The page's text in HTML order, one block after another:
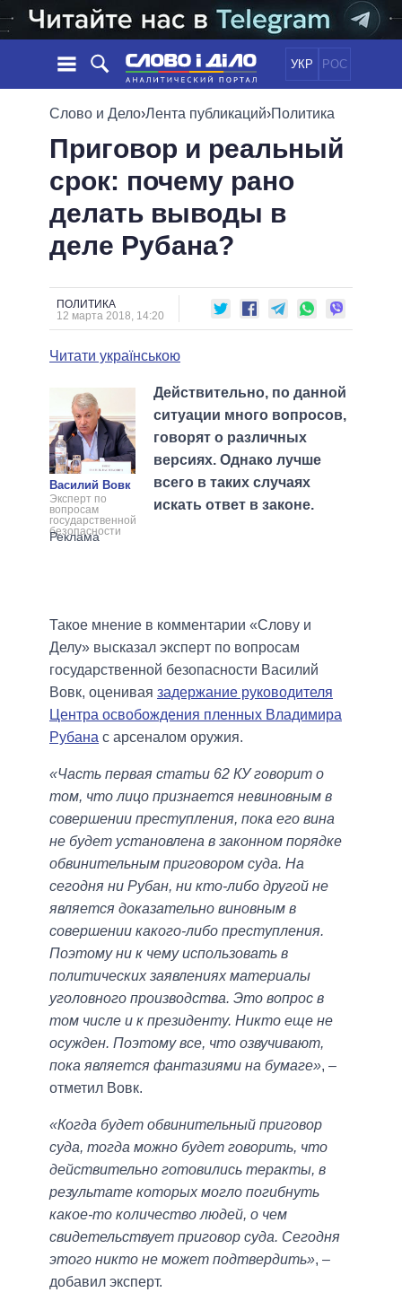
УКР РОС
НОВОСТИ
ЛЕНТА
СОБЫТИЯ
СТАТЬИ
ОБЗОРЫ
ДАЙДЖЕСТЫ
ПОЛИТИКА
ЭКОНОМИКА
ОБЩЕСТВО
МИР
ОБЕЩАНИЯ
ПОЛИТИКИ
ВСЕ ПОЛИТИКИ
ПРЕЗИДЕНТ И ОФИС
ВЕРХОВНАЯ РАДА
КАБИНЕТ МИНИСТРОВ
МЭРЫ
ВСЕ ПЕРСОНЫ
ИНФОГРАФИКА
ПОДДЕРЖАТЬ
СРАВНЕНИЕ ПОЛИТИКОВ
Слово и Дело›Лента публикаций›Политика
Приговор и реальный
срок: почему рано
делать выводы в
деле Рубана?
ПОЛИТИКА
12 марта 2018, 14:20
Читати українською
Василий Вовк
Эксперт по
вопросам
государственной
безопасности
Действительно, по данной
ситуации много вопросов,
говорят о различных
версиях. Однако лучше
всего в таких случаях
искать ответ в законе.
Такое мнение в комментарии «Слову и
Делу» высказал эксперт по вопросам
государственной безопасности Василий
Вовк, оценивая задержание руководителя
Центра освобождения пленных Владимира
Рубана с арсеналом оружия.
«Часть первая статьи 62 КУ говорит о
том, что лицо признается невиновным в
совершении преступления, пока его вина
не будет установлена в законном порядке
обвинительным приговором суда. На
сегодня ни Рубан, ни кто-либо другой не
является доказательно виновным в
совершении какого-либо преступления.
Поэтому ни к чему использовать в
политических заявлениях материалы
уголовного производства. Это вопрос в
том числе и к президенту. Никто еще не
осужден. Поэтому все, что озвучивают,
пока является фантазиями на бумаге», –
отметил Вовк.
«Когда будет обвинительный приговор
суда, тогда можно будет говорить, что
действительно готовились теракты, в
результате которых могло погибнуть
какое-то количество людей, о чем
свидетельствует приговор суда. Сегодня
этого никто не может подтвердить», –
добавил эксперт.